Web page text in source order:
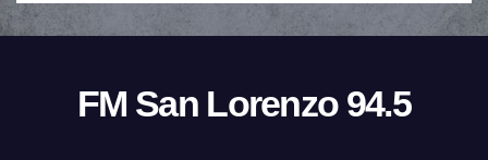
FM San Lorenzo 94.5